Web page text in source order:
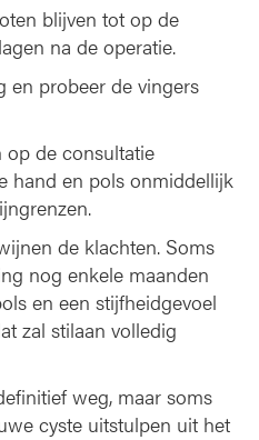
blijven tot op de
na de operatie.
en probeer de vingers
de consultatie
hand en pols onmiddellijk
de klachten. Soms
nog enkele maanden
en een stijfheidgevoel
zal stilaan volledig
weg, maar soms
cyste uitstulpen uit het